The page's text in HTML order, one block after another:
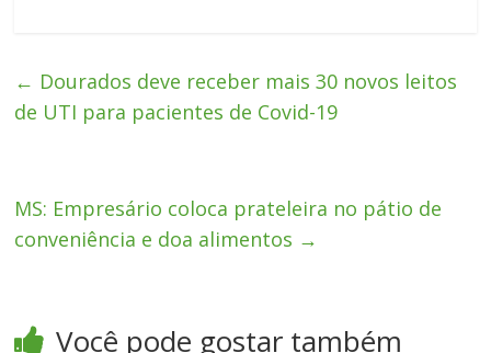
← Dourados deve receber mais 30 novos leitos
de UTI para pacientes de Covid-19
MS: Empresário coloca prateleira no pátio de
conveniência e doa alimentos →
Você pode gostar também